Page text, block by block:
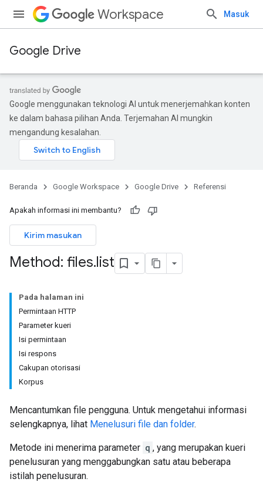
Workspace Masuk
Google Drive
Google menggunakan teknologi AI untuk menerjemahkan konten
ke dalam bahasa pilihan Anda. Terjemahan AI mungkin
mengandung kesalahan.
Beranda Google Workspace Google Drive Referensi
Apakah informasi ini membantu?
Kirim masukan
Method: files.list
Pada halaman ini
Permintaan HTTP
Parameter kueri
Isi permintaan
Isi respons
Cakupan otorisasi
Korpus
Mencantumkan file pengguna. Untuk mengetahui informasi
selengkapnya, lihat Menelusuri file dan folder.
Metode ini menerima parameter q , yang merupakan kueri
penelusuran yang menggabungkan satu atau beberapa
istilah penelusuran.